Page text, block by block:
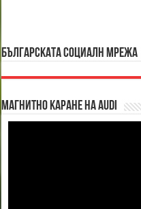
БЪЛГАРСКАТА СОЦИАЛН МРЕЖА
Магнитно каране на Audi